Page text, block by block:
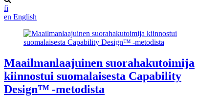
fi
en English
Maailmanlaajuinen suorahakutoimija
kiinnostui suomalaisesta Capability
Design™ -metodista